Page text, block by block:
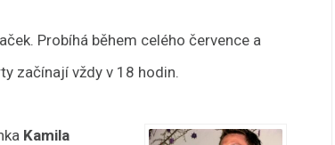
Probíhá během celého července a
začínají vždy v 18 hodin.
Kamila